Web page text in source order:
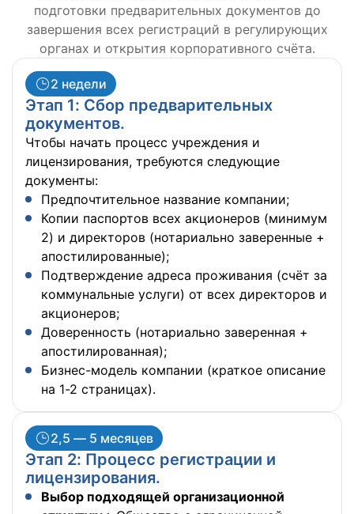
подготовки предварительных документов до
завершения всех регистраций в регулирующих
органах и открытия корпоративного счёта.
Этап 1: Сбор предварительных
документов.
2 недели
Чтобы начать процесс учреждения и
лицензирования, требуются следующие
документы:
Предпочтительное название компании;
Копии паспортов всех акционеров (минимум
2) и директоров (нотариально заверенные +
апостилированные);
Подтверждение адреса проживания (счёт за
коммунальные услуги) от всех директоров и
акционеров;
Доверенность (нотариально заверенная +
апостилированная);
Бизнес-модель компании (краткое описание
на 1-2 страницах).
Этап 2: Процесс регистрации и
лицензирования.
2,5 — 5 месяцев
Выбор подходящей организационной